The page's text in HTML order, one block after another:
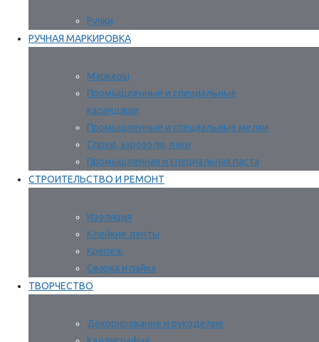
Ручки
РУЧНАЯ МАРКИРОВКА
Маркеры
Промышленные и специальные
карандаши
Промышленные и специальные мелки
Спреи, аэрозоли, лаки
Промышленная и специальная паста
СТРОИТЕЛЬСТВО И РЕМОНТ
Изоляция
Клейкие ленты
Крепеж
Сварка и пайка
ТВОРЧЕСТВО
Декорирование и рукоделие